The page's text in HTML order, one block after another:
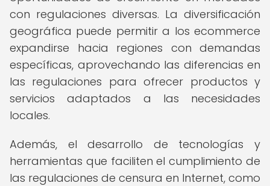
con regulaciones diversas. La diversificación
geográfica puede permitir a los ecommerce
expandirse hacia regiones con demandas
específicas, aprovechando las diferencias en
las regulaciones para ofrecer productos y
servicios adaptados a las necesidades
locales.
Además, el desarrollo de tecnologías y
herramientas que faciliten el cumplimiento de
las regulaciones de censura en Internet, como